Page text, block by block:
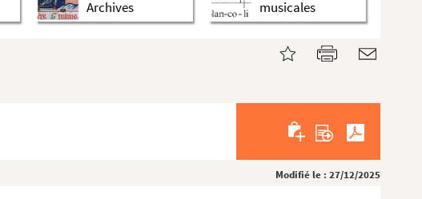
Archives
musicales
Modifié le : 27/12/2025